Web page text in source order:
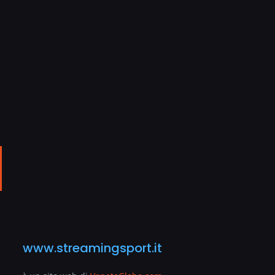
www.streamingsport.it